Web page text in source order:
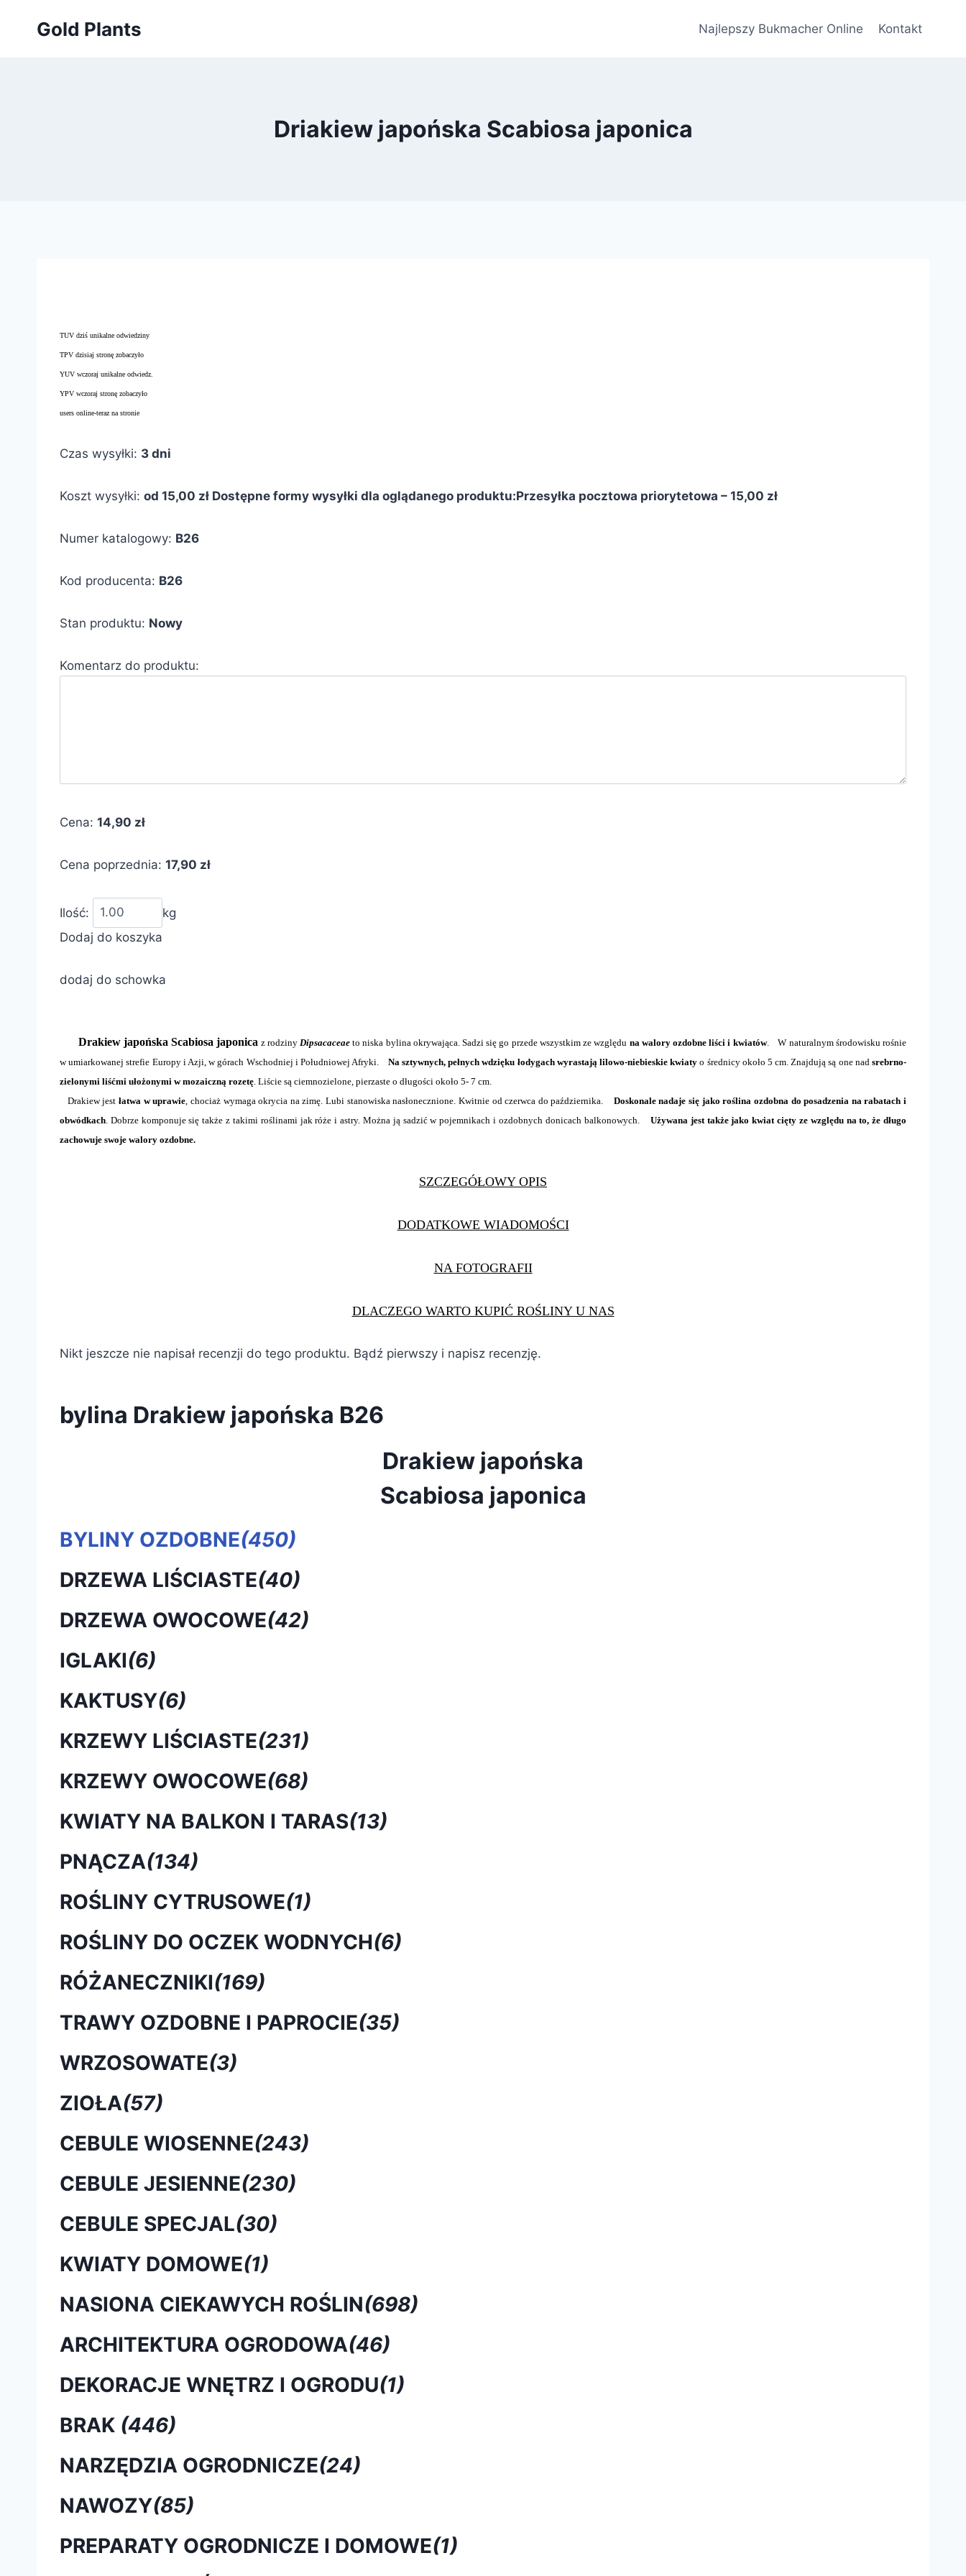
Gold Plants Najlepszy Bukmacher Online Kontakt
Driakiew japońska Scabiosa japonica
TUV dziś unikalne odwiedziny
TPV dzisiaj stronę zobaczyło
YUV wczoraj unikalne odwiedz.
YPV wczoraj stronę zobaczyło
users online-teraz na stronie
Czas wysyłki: 3 dni
Koszt wysyłki: od 15,00 zł Dostępne formy wysyłki dla oglądanego produktu:Przesyłka pocztowa priorytetowa – 15,00 zł
Numer katalogowy: B26
Kod producenta: B26
Stan produktu: Nowy
Komentarz do produktu:
Cena: 14,90 zł
Cena poprzednia: 17,90 zł
Ilość:
kg
Dodaj do koszyka
dodaj do schowka
Drakiew japońska Scabiosa japonica z rodziny Dipsacaceaeto niska bylina okrywająca. Sadzi się go przede wszystkim ze względu na walory ozdobne liści i kwiatów. W naturalnym środowisku rośnie
w umiarkowanej strefie Europy i Azji, w górach Wschodniej i Południowej Afryki. Na sztywnych, pełnych wdzięku łodygach wyrastają lilowo-niebieskie kwiaty o średnicy około 5 cm. Znajdują są one nad srebrno-
zielonymi liśćmi ułożonymi w mozaiczną rozetę. Liście są ciemnozielone, pierzaste o długości około 5- 7 cm.
Drakiew jestłatwa w uprawie, chociaż wymaga okrycia na zimę. Lubi stanowiska nasłonecznione. Kwitnie od czerwca do października. Doskonale nadaje się jako roślina ozdobna do posadzenia na rabatach i
obwódkach. Dobrze komponuje się także z takimi roślinami jak róże i astry. Można ją sadzić w pojemnikach i ozdobnych donicach balkonowych. Używana jest także jako kwiat cięty ze względu na to, że długo
zachowuje swoje walory ozdobne.
SZCZEGÓŁOWY OPIS
DODATKOWE WIADOMOŚCI
NA FOTOGRAFII
DLACZEGO WARTO KUPIĆ ROŚLINY U NAS
Nikt jeszcze nie napisał recenzji do tego produktu. Bądź pierwszy i napisz recenzję.
bylina Drakiew japońska B26
Drakiew japońska
Scabiosa japonica
BYLINY OZDOBNE(450)
DRZEWA LIŚCIASTE(40)
DRZEWA OWOCOWE(42)
IGLAKI(6)
KAKTUSY(6)
KRZEWY LIŚCIASTE(231)
KRZEWY OWOCOWE(68)
KWIATY NA BALKON I TARAS(13)
PNĄCZA(134)
ROŚLINY CYTRUSOWE(1)
ROŚLINY DO OCZEK WODNYCH(6)
RÓŻANECZNIKI(169)
TRAWY OZDOBNE I PAPROCIE(35)
WRZOSOWATE(3)
ZIOŁA(57)
CEBULE WIOSENNE(243)
CEBULE JESIENNE(230)
CEBULE SPECJAL(30)
KWIATY DOMOWE(1)
NASIONA CIEKAWYCH ROŚLIN(698)
ARCHITEKTURA OGRODOWA(46)
DEKORACJE WNĘTRZ I OGRODU(1)
BRAK (446)
NARZĘDZIA OGRODNICZE(24)
NAWOZY(85)
PREPARATY OGRODNICZE I DOMOWE(1)